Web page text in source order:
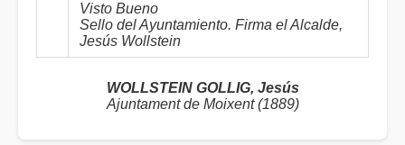
Visto Bueno
Sello del Ayuntamiento. Firma el Alcalde,
Jesús Wollstein
WOLLSTEIN GOLLIG, Jesús
Ajuntament de Moixent (1889)